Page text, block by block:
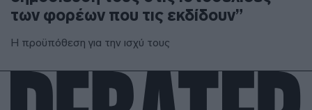
των φορέων που τις εκδίδουν”
Η προϋπόθεση για την ισχύ τους